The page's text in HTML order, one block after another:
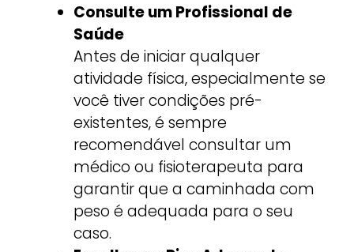
Consulte um Profissional de
Saúde
Antes de iniciar qualquer
atividade física, especialmente se
você tiver condições pré-
existentes, é sempre
recomendável consultar um
médico ou fisioterapeuta para
garantir que a caminhada com
peso é adequada para o seu
caso.